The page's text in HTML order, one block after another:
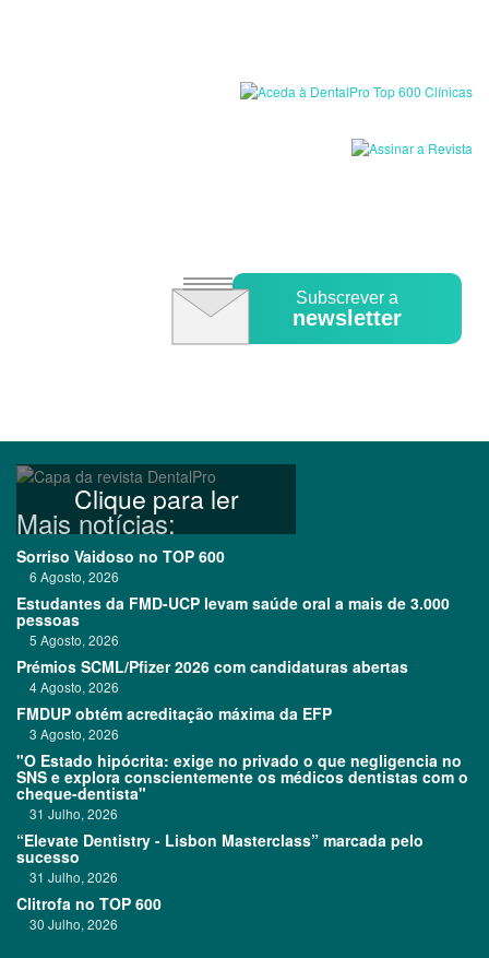
Subscrever a
newsletter
Clique para ler
Mais notícias:
Sorriso Vaidoso no TOP 600
6 Agosto, 2026
Estudantes da FMD-UCP levam saúde oral a mais de 3.000
pessoas
5 Agosto, 2026
Prémios SCML/Pfizer 2026 com candidaturas abertas
4 Agosto, 2026
FMDUP obtém acreditação máxima da EFP
3 Agosto, 2026
"O Estado hipócrita: exige no privado o que negligencia no
SNS e explora conscientemente os médicos dentistas com o
cheque-dentista"
31 Julho, 2026
“Elevate Dentistry - Lisbon Masterclass” marcada pelo
sucesso
31 Julho, 2026
Clitrofa no TOP 600
30 Julho, 2026